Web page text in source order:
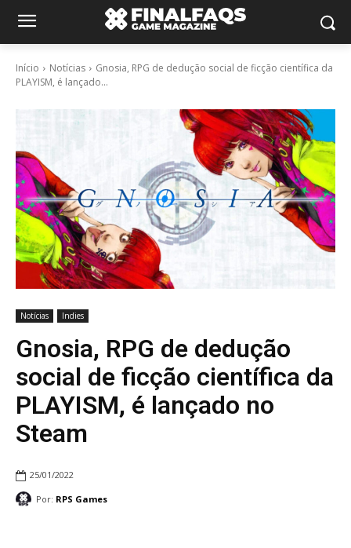
Início Notícias
Gnosia, RPG de dedução social de ficção científica da
PLAYISM, é lançado...
Notícias Indies
Gnosia, RPG de dedução
social de ficção científica da
PLAYISM, é lançado no
Steam
25/01/2022
Por: RPS Games